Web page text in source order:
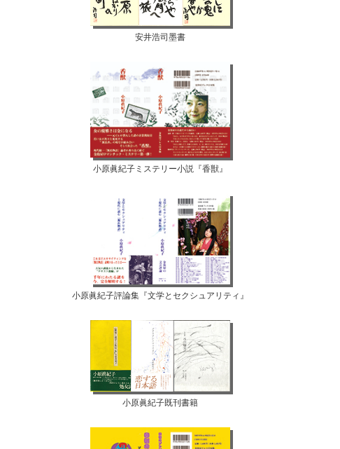
安井浩司墨書
小原眞紀子ミステリー小説『香獣』
小原眞紀子評論集『文学とセクシュアリティ』
小原眞紀子既刊書籍